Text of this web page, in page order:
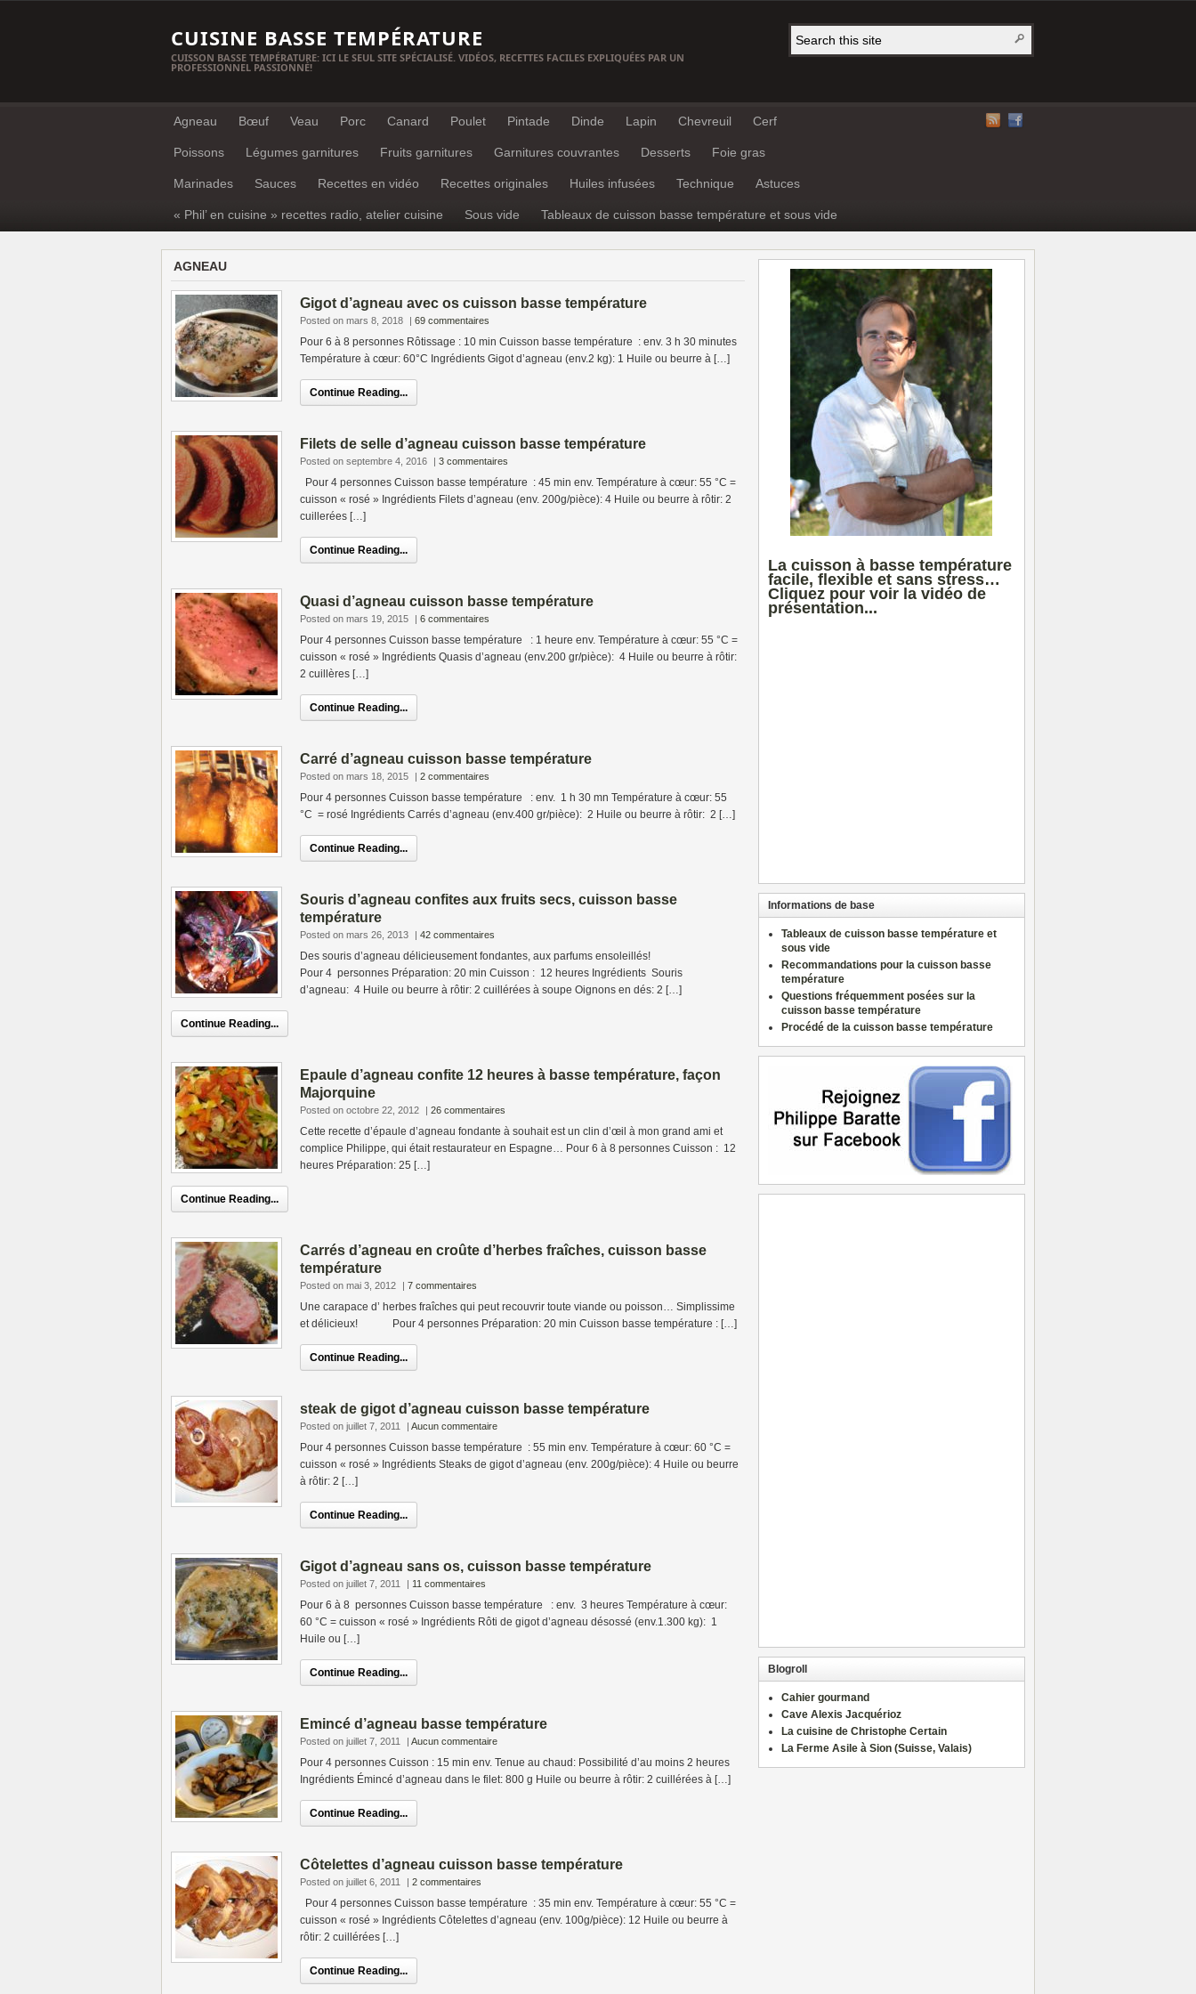
CUISINE BASSE TEMPÉRATURE
CUISSON BASSE TEMPÉRATURE: ICI LE SEUL SITE SPÉCIALISÉ. VIDÉOS, RECETTES FACILES EXPLIQUÉES PAR UN
PROFESSIONNEL PASSIONNÉ!
Agneau Bœuf Veau Porc Canard Poulet Pintade Dinde Lapin Chevreuil Cerf
Poissons Légumes garnitures Fruits garnitures Garnitures couvrantes Desserts Foie gras
Marinades Sauces Recettes en vidéo Recettes originales Huiles infusées Technique Astuces
« Phil’ en cuisine » recettes radio, atelier cuisine Sous vide Tableaux de cuisson basse température et sous vide
AGNEAU
Gigot d’agneau avec os cuisson basse température
Posted on mars 8, 2018 | 69 commentaires
Pour 6 à 8 personnes Rôtissage : 10 min Cuisson basse température : env. 3 h 30 minutes
Température à cœur: 60°C Ingrédients Gigot d’agneau (env.2 kg): 1 Huile ou beurre à […]
Continue Reading...
Filets de selle d’agneau cuisson basse température
Posted on septembre 4, 2016 | 3 commentaires
Pour 4 personnes Cuisson basse température : 45 min env. Température à cœur: 55 °C =
cuisson « rosé » Ingrédients Filets d’agneau (env. 200g/pièce): 4 Huile ou beurre à rôtir: 2
cuillerées […]
Continue Reading...
Quasi d’agneau cuisson basse température
Posted on mars 19, 2015 | 6 commentaires
Pour 4 personnes Cuisson basse température : 1 heure env. Température à cœur: 55 °C =
cuisson « rosé » Ingrédients Quasis d’agneau (env.200 gr/pièce): 4 Huile ou beurre à rôtir:
2 cuillères […]
Continue Reading...
Carré d’agneau cuisson basse température
Posted on mars 18, 2015 | 2 commentaires
Pour 4 personnes Cuisson basse température : env. 1 h 30 mn Température à cœur: 55
°C = rosé Ingrédients Carrés d’agneau (env.400 gr/pièce): 2 Huile ou beurre à rôtir: 2 […]
Continue Reading...
Souris d’agneau confites aux fruits secs, cuisson basse
température
Posted on mars 26, 2013 | 42 commentaires
Des souris d’agneau délicieusement fondantes, aux parfums ensoleillés!
Pour 4 personnes Préparation: 20 min Cuisson : 12 heures Ingrédients Souris
d’agneau: 4 Huile ou beurre à rôtir: 2 cuillérées à soupe Oignons en dés: 2 […]
Continue Reading...
Epaule d’agneau confite 12 heures à basse température, façon
Majorquine
Posted on octobre 22, 2012 | 26 commentaires
Cette recette d’épaule d’agneau fondante à souhait est un clin d’œil à mon grand ami et
complice Philippe, qui était restaurateur en Espagne… Pour 6 à 8 personnes Cuisson : 12
heures Préparation: 25 […]
Continue Reading...
Carrés d’agneau en croûte d’herbes fraîches, cuisson basse
température
Posted on mai 3, 2012 | 7 commentaires
Une carapace d’ herbes fraîches qui peut recouvrir toute viande ou poisson… Simplissime
et délicieux! Pour 4 personnes Préparation: 20 min Cuisson basse température : […]
Continue Reading...
steak de gigot d’agneau cuisson basse température
Posted on juillet 7, 2011 | Aucun commentaire
Pour 4 personnes Cuisson basse température : 55 min env. Température à cœur: 60 °C =
cuisson « rosé » Ingrédients Steaks de gigot d’agneau (env. 200g/pièce): 4 Huile ou beurre
à rôtir: 2 […]
Continue Reading...
Gigot d’agneau sans os, cuisson basse température
Posted on juillet 7, 2011 | 11 commentaires
Pour 6 à 8 personnes Cuisson basse température : env. 3 heures Température à cœur:
60 °C = cuisson « rosé » Ingrédients Rôti de gigot d’agneau désossé (env.1.300 kg): 1
Huile ou […]
Continue Reading...
Emincé d’agneau basse température
Posted on juillet 7, 2011 | Aucun commentaire
Pour 4 personnes Cuisson : 15 min env. Tenue au chaud: Possibilité d’au moins 2 heures
Ingrédients Émincé d’agneau dans le filet: 800 g Huile ou beurre à rôtir: 2 cuillérées à […]
Continue Reading...
Côtelettes d’agneau cuisson basse température
Posted on juillet 6, 2011 | 2 commentaires
Pour 4 personnes Cuisson basse température : 35 min env. Température à cœur: 55 °C =
cuisson « rosé » Ingrédients Côtelettes d’agneau (env. 100g/pièce): 12 Huile ou beurre à
rôtir: 2 cuillérées […]
Continue Reading...
La cuisson à basse température
facile, flexible et sans stress…
Cliquez pour voir la vidéo de
présentation...
Informations de base
Tableaux de cuisson basse température et
sous vide
Recommandations pour la cuisson basse
température
Questions fréquemment posées sur la
cuisson basse température
Procédé de la cuisson basse température
Blogroll
Cahier gourmand
Cave Alexis Jacquérioz
La cuisine de Christophe Certain
La Ferme Asile à Sion (Suisse, Valais)